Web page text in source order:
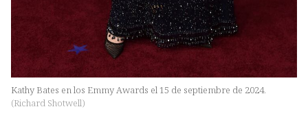
Kathy Bates en los Emmy Awards el 15 de septiembre de 2024.
(Richard Shotwell)